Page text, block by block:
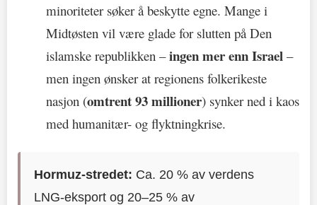
minoriteter søker å beskytte egne. Mange i
Midtøsten vil være glade for slutten på Den
islamske republikken –ingen mer enn Israel –
men ingen ønsker at regionens folkerikeste
nasjon (omtrent 93 millioner) synker ned i kaos
med humanitær- og flyktningkrise.
Hormuz-stredet: Ca. 20 % av verdens
LNG-eksport og 20–25 % av